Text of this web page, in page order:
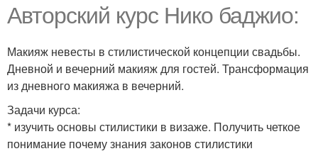
Авторский курс Нико баджио:
Макияж невесты в стилистической концепции свадьбы.
Дневной и вечерний макияж для гостей. Трансформация
из дневного макияжа в вечерний.
Задачи курса:
* изучить основы стилистики в визаже. Получить четкое
понимание почему знания законов стилистики